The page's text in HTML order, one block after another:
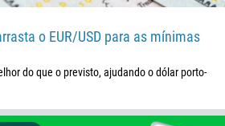
o EUR/USD para as mínimas
do que o previsto, ajudando o dólar porto-